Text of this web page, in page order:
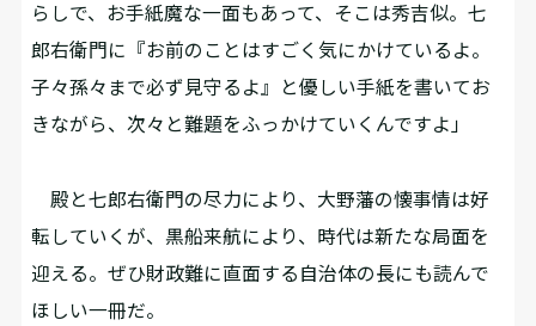
らしで、お手紙魔な一面もあって、そこは秀吉似。七
郎右衛門に『お前のことはすごく気にかけているよ。
子々孫々まで必ず見守るよ』と優しい手紙を書いてお
きながら、次々と難題をふっかけていくんですよ」
殿と七郎右衛門の尽力により、大野藩の懐事情は好
転していくが、黒船来航により、時代は新たな局面を
迎える――。ぜひ財政難に直面する自治体の長にも読んで
ほしい一冊だ。